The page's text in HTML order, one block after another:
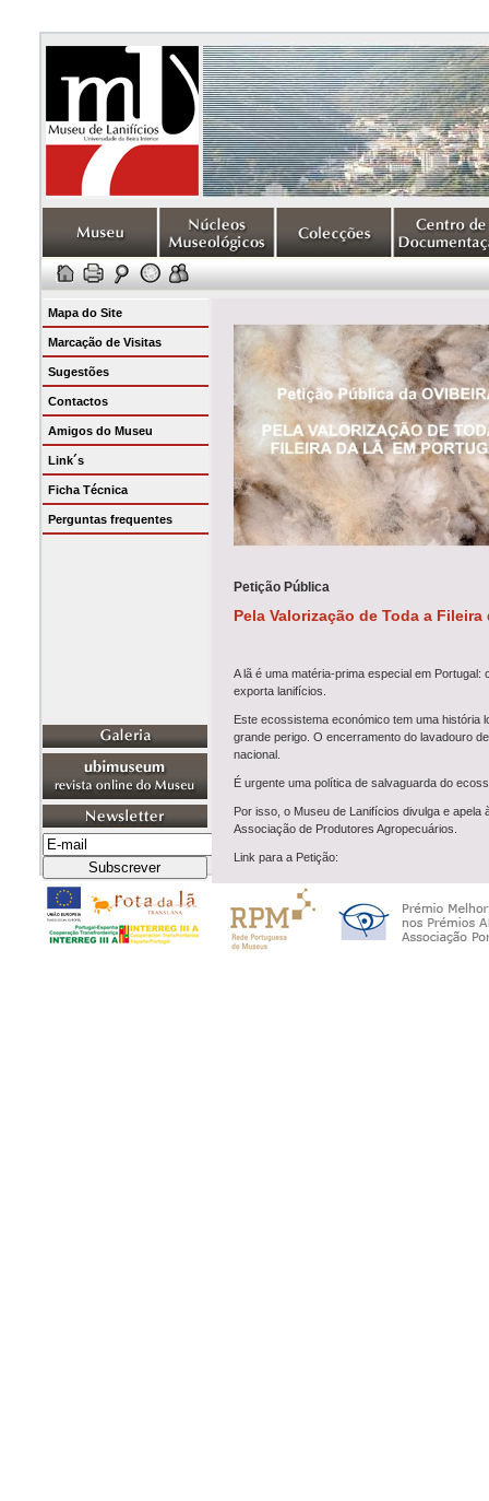
Mapa do Site
Marcação de Visitas
Sugestões
Contactos
Amigos do Museu
Link´s
Ficha Técnica
Perguntas frequentes
Petição Pública
Pela Valorização de Toda a
A lã é uma matéria-prima especial em
exporta lanifícios.
Este ecossistema económico tem uma história
grande perigo. O encerramento do lavadouro
nacional.
É urgente uma política de salvaguarda do
Por isso, o Museu de Lanifícios divulga e apela
Associação de Produtores Agropecuários.
Link para a Petição:
https://peticaopublica.com/mobile/pview.aspx?
-XnL2LlXCrSHJZ_h3Q
Se quiser saber mais, aproveite para ler o